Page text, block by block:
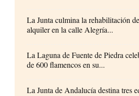
La Junta culmina la rehabilitación
alquiler en la calle Alegría...
La Laguna de Fuente de Piedra
de 600 flamencos en su...
La Junta de Andalucía destina tres